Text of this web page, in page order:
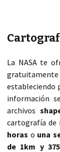
La NASA te
estableciendo
información
archivos
cartografía de
horas o una
de 1km y